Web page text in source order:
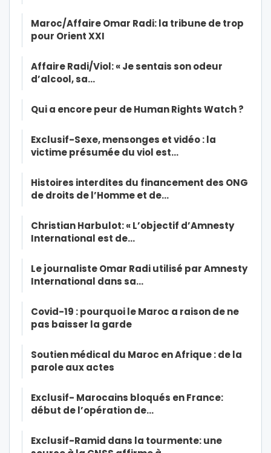
Maroc/Affaire Omar Radi: la tribune de trop
pour Orient XXI
Affaire Radi/Viol: « Je sentais son odeur
d’alcool, sa…
Qui a encore peur de Human Rights Watch ?
Exclusif-Sexe, mensonges et vidéo : la
victime présumée du viol est…
Histoires interdites du financement des ONG
de droits de l’Homme et de…
Christian Harbulot: « L’objectif d’Amnesty
International est de…
Le journaliste Omar Radi utilisé par Amnesty
International dans sa…
Covid-19 : pourquoi le Maroc a raison de ne
pas baisser la garde
Soutien médical du Maroc en Afrique : de la
parole aux actes
Exclusif- Marocains bloqués en France:
début de l’opération de…
Exclusif-Ramid dans la tourmente: une